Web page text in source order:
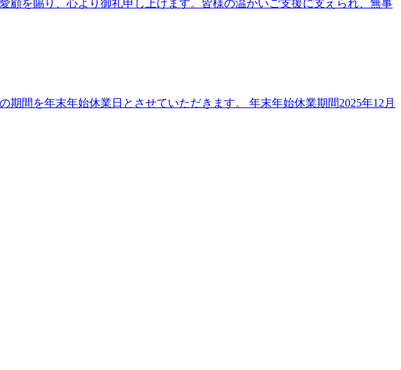
を賜り、心より御礼申し上げます。皆様の温かいご支援に支えられ、無事
間を年末年始休業日とさせていただきます。 年末年始休業期間2025年12月